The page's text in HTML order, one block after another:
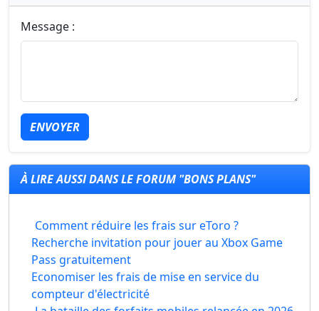
Message :
ENVOYER
À LIRE AUSSI DANS LE FORUM "BONS PLANS"
Comment réduire les frais sur eToro ?
Recherche invitation pour jouer au Xbox Game
Pass gratuitement
Economiser les frais de mise en service du
compteur d'électricité